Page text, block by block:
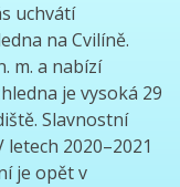
uchvátí
na Cvilíně.
m. a nabízí
je vysoká 29
Slavnostní
2020–2021
je opět v